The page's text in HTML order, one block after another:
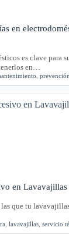
en
es clave para
en…
prevención
en Lavavajillas
que tu
lavavajillas servicio